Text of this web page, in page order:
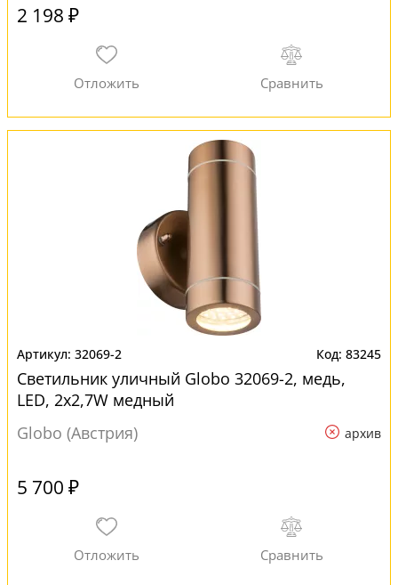
2 198 ₽
32069-2 83245
Светильник уличный Globo 32069-2, медь,
LED, 2x2,7W медный
Globo (Австрия)
архив
5 700 ₽